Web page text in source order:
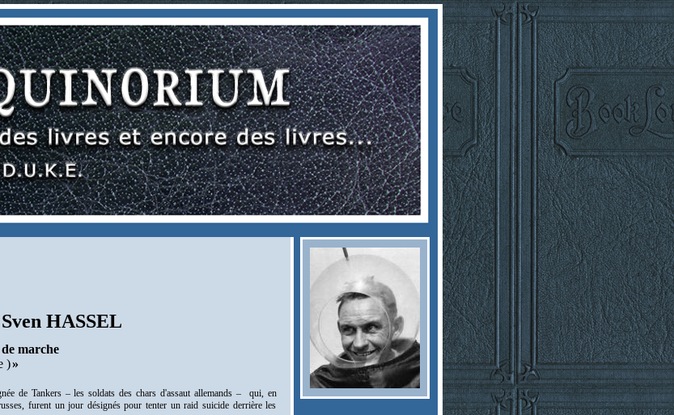
Sven HASSEL
marche
)»
de Tankers – les soldats des chars d'assaut allemands –
qui, en
furent un jour désignés pour tenter un raid suicide derrière les